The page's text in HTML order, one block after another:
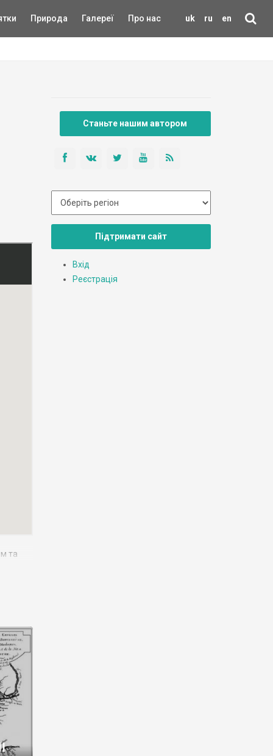
uk ru en
Природа Галереї Про нас
та
Станьте нашим автором
Підтримати сайт
Вхід
Реєстрація